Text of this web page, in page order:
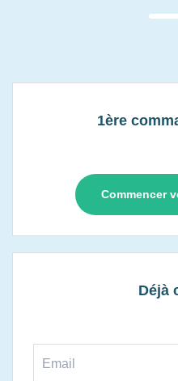
1ère
Commencer
Déjà